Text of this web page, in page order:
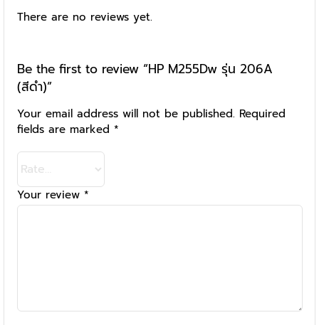
There are no reviews yet.
Be the first to review “HP M255Dw รุ่น 206A
(สีดำ)”
Your email address will not be published. Required
fields are marked *
Your review *